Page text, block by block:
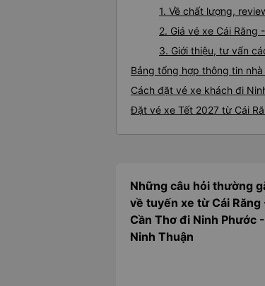
1. Về chất lượng,
2. Giá vé xe Cái Răng
3. Giới thiệu, tư vấn
Bảng tổng hợp thông tin
Cách đặt vé xe khách đi
Đặt vé xe Tết 2027 từ Cái
Những câu hỏi thường
về tuyến xe từ Cái Răng
Cần Thơ đi Ninh Phước -
Ninh Thuận